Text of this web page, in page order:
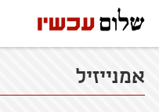
אמנייזיל